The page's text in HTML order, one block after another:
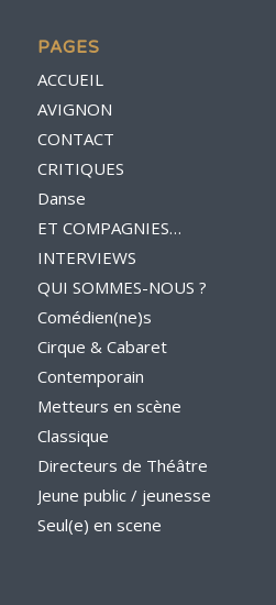
PAGES
ACCUEIL
AVIGNON
CONTACT
CRITIQUES
Danse
ET COMPAGNIES…
INTERVIEWS
QUI SOMMES-NOUS ?
Comédien(ne)s
Cirque & Cabaret
Contemporain
Metteurs en scène
Classique
Directeurs de Théâtre
Jeune public / jeunesse
Seul(e) en scene